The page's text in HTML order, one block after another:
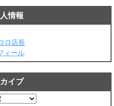
情報
ィール
イブ